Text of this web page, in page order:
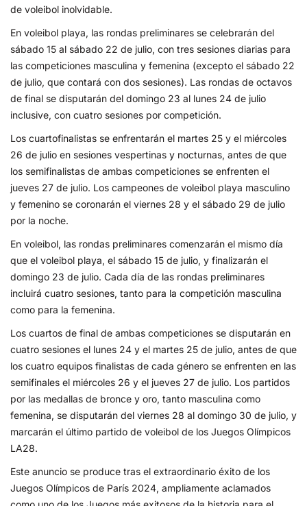
de voleibol inolvidable.
En voleibol playa, las rondas preliminares se celebrarán del
sábado 15 al sábado 22 de julio, con tres sesiones diarias para
las competiciones masculina y femenina (excepto el sábado 22
de julio, que contará con dos sesiones). Las rondas de octavos
de final se disputarán del domingo 23 al lunes 24 de julio
inclusive, con cuatro sesiones por competición.
Los cuartofinalistas se enfrentarán el martes 25 y el miércoles
26 de julio en sesiones vespertinas y nocturnas, antes de que
los semifinalistas de ambas competiciones se enfrenten el
jueves 27 de julio. Los campeones de voleibol playa masculino
y femenino se coronarán el viernes 28 y el sábado 29 de julio
por la noche.
En voleibol, las rondas preliminares comenzarán el mismo día
que el voleibol playa, el sábado 15 de julio, y finalizarán el
domingo 23 de julio. Cada día de las rondas preliminares
incluirá cuatro sesiones, tanto para la competición masculina
como para la femenina.
Los cuartos de final de ambas competiciones se disputarán en
cuatro sesiones el lunes 24 y el martes 25 de julio, antes de que
los cuatro equipos finalistas de cada género se enfrenten en las
semifinales el miércoles 26 y el jueves 27 de julio. Los partidos
por las medallas de bronce y oro, tanto masculina como
femenina, se disputarán del viernes 28 al domingo 30 de julio, y
marcarán el último partido de voleibol de los Juegos Olímpicos
LA28.
Este anuncio se produce tras el extraordinario éxito de los
Juegos Olímpicos de París 2024, ampliamente aclamados